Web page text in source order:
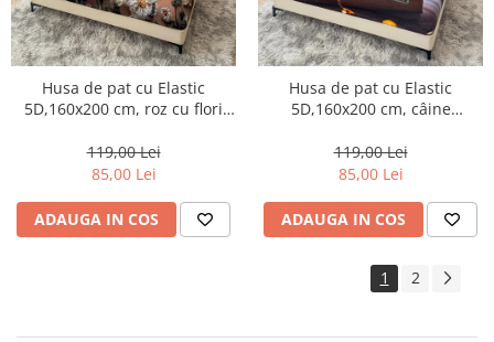
Husa de pat cu Elastic
5D,160x200 cm, roz cu flori
portocalii-E23
119,00 Lei
85,00 Lei
ADAUGA IN COS
Husa de pat cu Elastic
5D,160x200 cm, câine
E24
119,00 Lei
85,00 Lei
ADAUGA IN COS
1 2